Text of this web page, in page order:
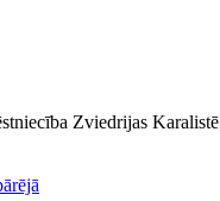
Zviedrijas Karalistē